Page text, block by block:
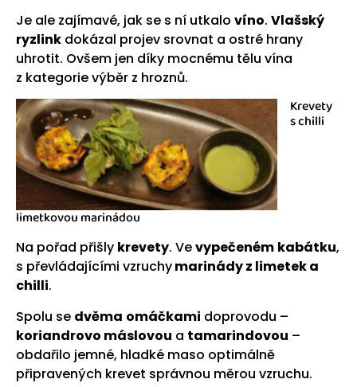
Je ale zajímavé, jak se s ní utkalo víno. Vlašský
ryzlink dokázal projev srovnat a ostré hrany
uhrotit. Ovšem jen díky mocnému tělu vína
z kategorie výběr z hroznů.
Krevety
s chilli
limetkovou marinádou
Na pořad přišly krevety. Vevypečeném kabátku,
s převládajícími vzruchymarinády z limetek a
chilli.
Spolu se dvěma omáčkami doprovodu –
koriandrovo máslovou a tamarindovou –
obdařilo jemné, hladké maso optimálně
připravených krevet správnou měrou vzruchu.